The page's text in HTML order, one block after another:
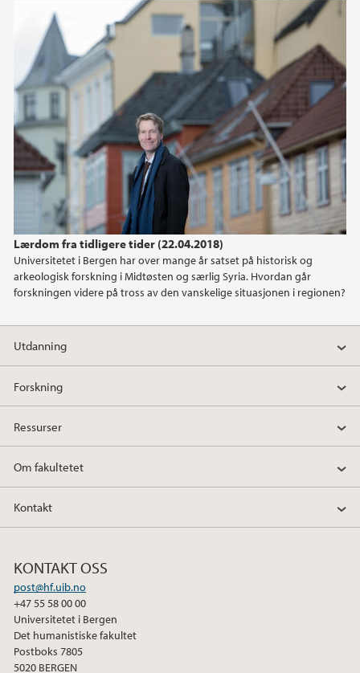
Lærdom fra tidligere tider (22.04.2018)
Universitetet i Bergen har over mange år satset på historisk og
arkeologisk forskning i Midtøsten og særlig Syria. Hvordan går
forskningen videre på tross av den vanskelige situasjonen i regionen?
2022
2021
2020
2019
2018
2017
2016
2015
Utdanning
Forskning
Ressurser
Om fakultetet
Kontakt
KONTAKT OSS
post@hf.uib.no
+47 55 58 00 00
Universitetet i Bergen
Det humanistiske fakultet
Postboks 7805
5020 BERGEN